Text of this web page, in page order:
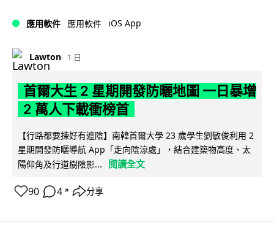
應用軟件 應用軟件 iOS App
Lawton 1 日
首爾大生 2 星期開發防曬地圖 一日暴增
2 萬人下載衝榜首
【行路都要揀好有遮陰】南韓首爾大學 23 歲學生劉敏俊利用 2
星期開發防曬導航 App「走向陰涼處」，結合建築物高度、太
陽仰角及行道樹陰影...
閱讀全文
90 4 ↗ 分享